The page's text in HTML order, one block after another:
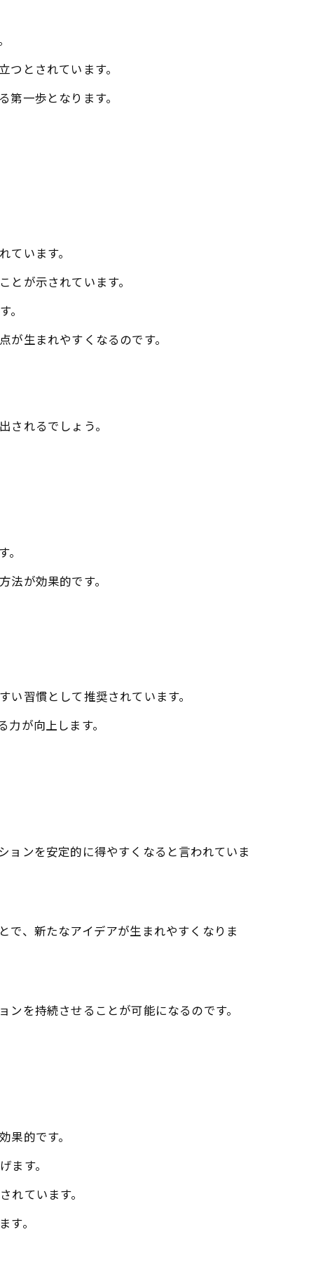
とされています。
一歩となります。
います。
が示されています。
生まれやすくなるのです。
れるでしょう。
が効果的です。
習慣として推奨されています。
が向上します。
ンを安定的に得やすくなると言われていま
で、新たなアイデアが生まれやすくなりま
を持続させることが可能になるのです。
的です。
す。
ています。
。